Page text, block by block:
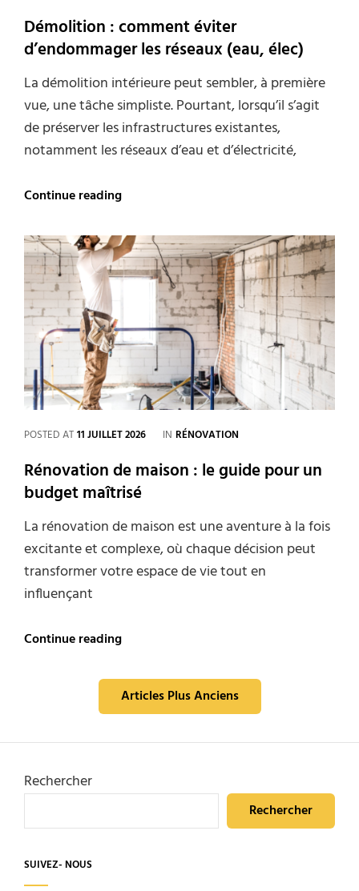
Démolition : comment éviter
d’endommager les réseaux (eau, élec)
La démolition intérieure peut sembler, à première
vue, une tâche simpliste. Pourtant, lorsqu’il s’agit
de préserver les infrastructures existantes,
notamment les réseaux d’eau et d’électricité,
Continue readingDémolition
éviter
d’endommager
les
réseaux
élec)
POSTED AT11 JUILLET 2026 IN CATEGORIES
RÉNOVATION
Rénovation de maison : le guide pour un
budget maîtrisé
La rénovation de maison est une aventure à la fois
excitante et complexe, où chaque décision peut
transformer votre espace de vie tout en
influençant
Continue readingRénovation
:
le
guide
NavigationArticles Plus Anciens
Rechercher
Rechercher
SUIVEZ- NOUS